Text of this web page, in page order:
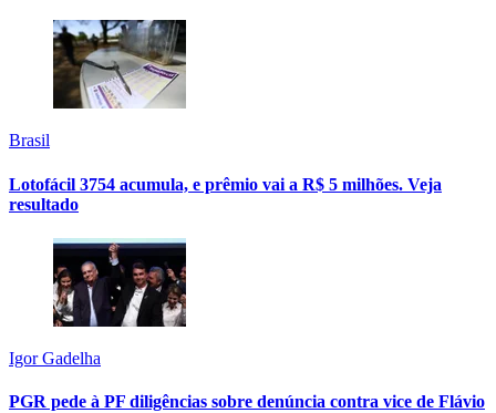
Brasil
Lotofácil 3754 acumula, e prêmio vai a R$ 5 milhões. Veja
resultado
Igor Gadelha
PGR pede à PF diligências sobre denúncia contra vice de Flávio